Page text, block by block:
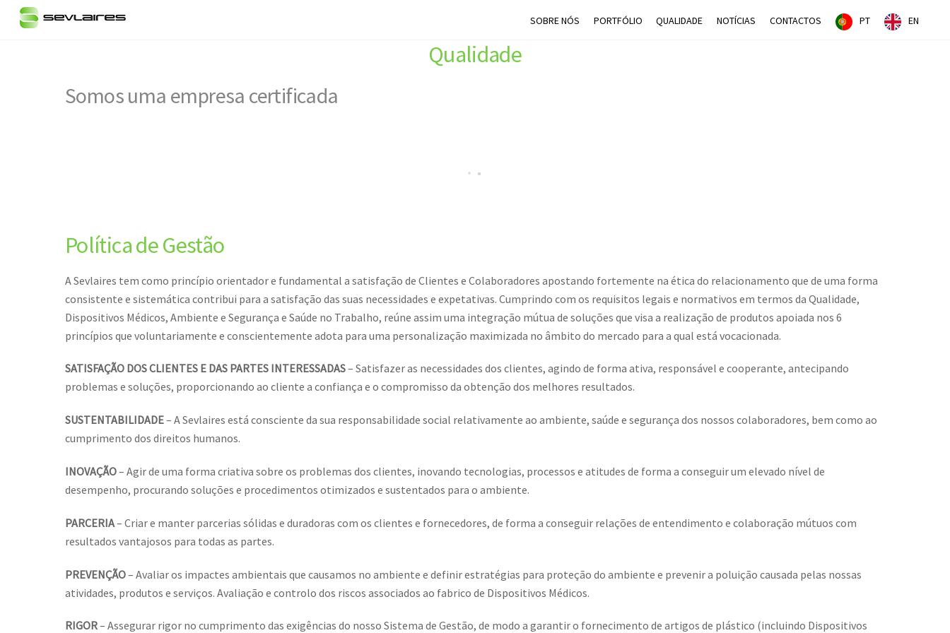
SOBRE NÓS PORTFÓLIO QUALIDADE NOTÍCIAS CONTACTOS PT EN
Qualidade
Somos uma empresa certificada
ISO 9001:2015
Política de Gestão
A Sevlaires tem como princípio orientador e fundamental a satisfação de Clientes e Colaboradores apostando fortemente na ética do relacionamento que de uma forma
consistente e sistemática contribui para a satisfação das suas necessidades e expetativas. Cumprindo com os requisitos legais e normativos em termos da Qualidade,
Dispositivos Médicos, Ambiente e Segurança e Saúde no Trabalho, reúne assim uma integração mútua de soluções que visa a realização de produtos apoiada nos 6
princípios que voluntariamente e conscientemente adota para uma personalização maximizada no âmbito do mercado para a qual está vocacionada.
SATISFAÇÃO DOS CLIENTES E DAS PARTES INTERESSADAS– Satisfazer as necessidades dos clientes, agindo de forma ativa, responsável e cooperante, antecipando
problemas e soluções, proporcionando ao cliente a confiança e o compromisso da obtenção dos melhores resultados.
SUSTENTABILIDADE– A Sevlaires está consciente da sua responsabilidade social relativamente ao ambiente, saúde e segurança dos nossos colaboradores, bem como ao
cumprimento dos direitos humanos.
INOVAÇÃO– Agir de uma forma criativa sobre os problemas dos clientes, inovando tecnologias, processos e atitudes de forma a conseguir um elevado nível de
desempenho, procurando soluções e procedimentos otimizados e sustentados para o ambiente.
PARCERIA– Criar e manter parcerias sólidas e duradoras com os clientes e fornecedores, de forma a conseguir relações de entendimento e colaboração mútuos com
resultados vantajosos para todas as partes.
PREVENÇÃO– Avaliar os impactes ambientais que causamos no ambiente e definir estratégias para proteção do ambiente e prevenir a poluição causada pelas nossas
atividades, produtos e serviços. Avaliação e controlo dos riscos associados ao fabrico de Dispositivos Médicos.
RIGOR– Assegurar rigor no cumprimento das exigências do nosso Sistema de Gestão, de modo a garantir o fornecimento de artigos de plástico (incluindo Dispositivos